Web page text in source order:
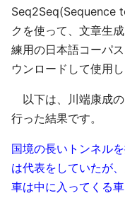
Seq2Seq(Sequence
クを使って、文章生
練用の日本語コーパ
ウンロードして使用し
以下は、川端康成
行った結果です。
国境の長いトンネル
は代表をしていたが
車は中に入ってくる